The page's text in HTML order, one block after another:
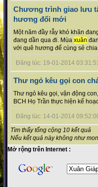
Chương trình giao lưu
hương đổi mới
Một năm đầy rẫy khó khăn
đang dần qua đi. Mùa xuân
với quê hương để cùng sẻ
Đăng lúc: 19-01-2014
Thư ngỏ kêu gọi con
Thư ngỏ kêu gọi, vận động
BCH Họ Trần thực hiện kế
Đăng lúc: 14-01-2014
Tìm thấy tổng cộng 10 kết quả
Nếu kết quả này không như
Mở rộng trên Internet :